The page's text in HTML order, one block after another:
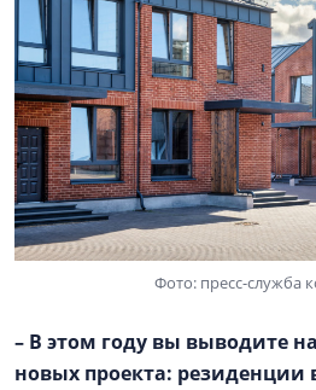
Фото: пресс-служба
– В этом году вы выводите
новых проекта: